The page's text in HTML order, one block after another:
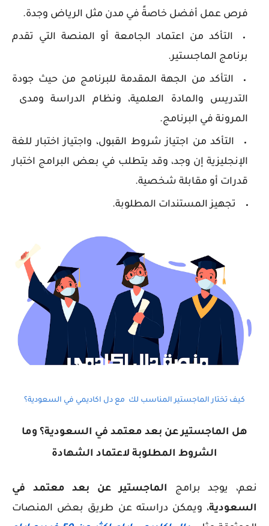
فرص عمل أفضل خاصةً في مدن مثل الرياض وجدة.
التأكد من اعتماد الجامعة أو المنصة التي تقدم
برنامج الماجستير.
التأكد من الجهة المقدمة للبرنامج من حيث جودة
التدريس والمادة العلمية، ونظام الدراسة ومدى
المرونة في البرنامج.
التأكد من اجتياز شروط القبول، واجتياز اختبار للغة
الإنجليزية إن وجد، وقد يتطلب في بعض البرامج اختبار
قدرات أو مقابلة شخصية.
تجهيز المستندات المطلوبة.
كيف تختار الماجستير المناسب لك مع دل اكاديمي في السعودية؟
هل الماجستير عن بعد معتمد في السعودية؟ وما
الشروط المطلوبة لاعتماد الشهادة
نعم، يوجد برامج
الماجستير عن بعد معتمد في
السعودية، ويمكن دراسته عن طريق بعض المنصات